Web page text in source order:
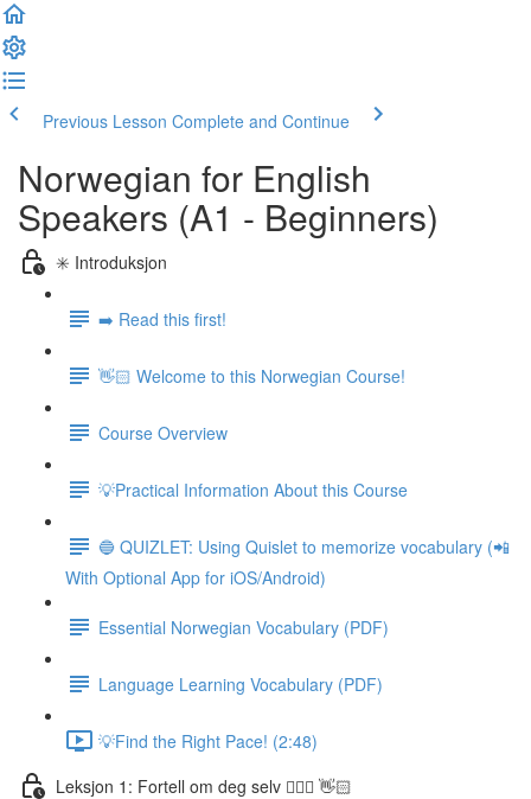
Previous Lesson Complete and Continue
Norwegian for English
Speakers (A1 - Beginners)
✳️ Introduksjon
➡️ Read this first!
👋🏻 Welcome to this Norwegian Course!
Course Overview
💡Practical Information About this Course
🔵 QUIZLET: Using Quislet to memorize vocabulary (📲
With Optional App for iOS/Android)
Essential Norwegian Vocabulary (PDF)
Language Learning Vocabulary (PDF)
💡Find the Right Pace! (2:48)
Leksjon 1: Fortell om deg selv 🙋🏽‍♀️ 👋🏻